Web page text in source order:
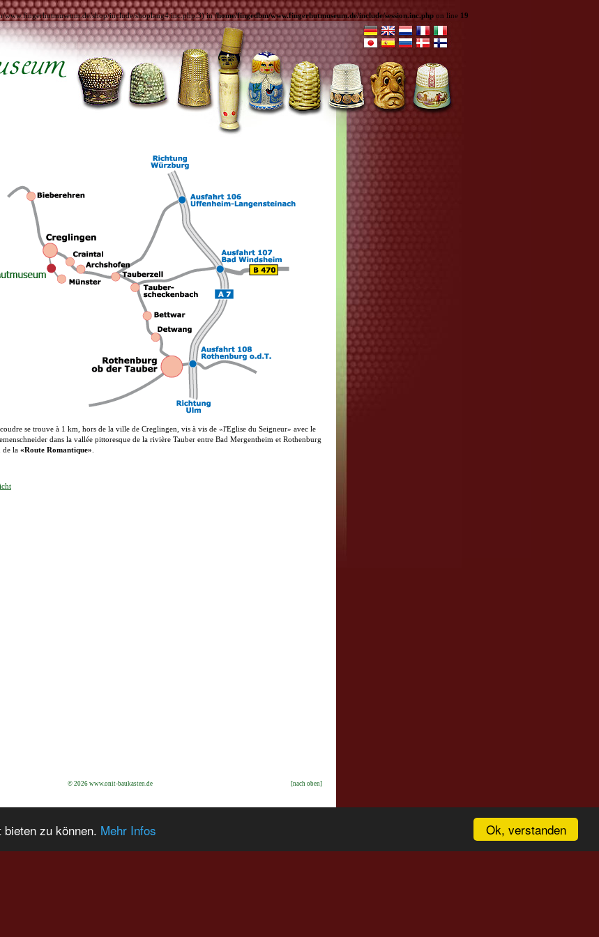
Ok, verstanden
zu können. Mehr Infos
www.fingerhutmuseum.de/shop/include/shoplang4.inc.php:3) in/home/fingedbm/www.fingerhutmuseum.de/include/session.inc.php on line 19
se trouve à 1 km, hors de la ville de Creglingen, vis à vis de «l'Eglise du Seigneur» avec le
dans la vallée pittoresque de la rivière Tauber entre Bad Mergentheim et Rothenburg
de la «Route Romantique»
[nach oben]
© 2026 www.onit-baukasten.de